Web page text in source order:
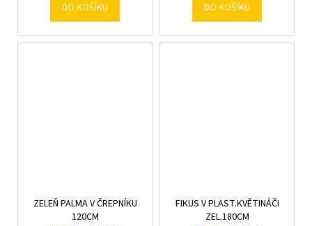
DO KOŠÍKU DO KOŠÍKU
ZELEŇ PALMA V ČREPNÍKU
120CM
FIKUS V PLAST.KVĚTINÁČI
ZEL.180CM